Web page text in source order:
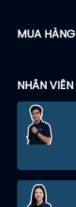
MUA HÀNG
NHÂN VIÊN